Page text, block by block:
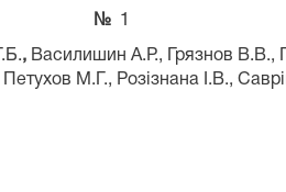
№1
, Василишин А.Р., Грязнов
М.Г., Розізнана І.В.,